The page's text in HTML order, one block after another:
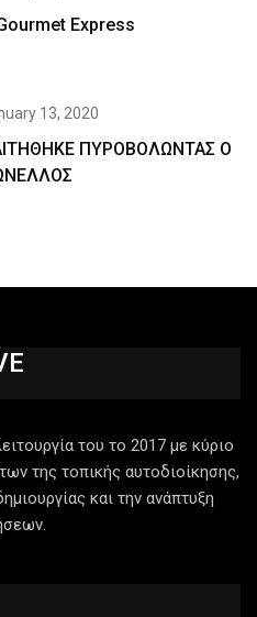
Express
13, 2020
ΠΥΡΟΒΟΛΩΝΤΑΣ Ο
του το 2017 με κύριο
της τοπικής αυτοδιοίκησης,
και την ανάπτυξη